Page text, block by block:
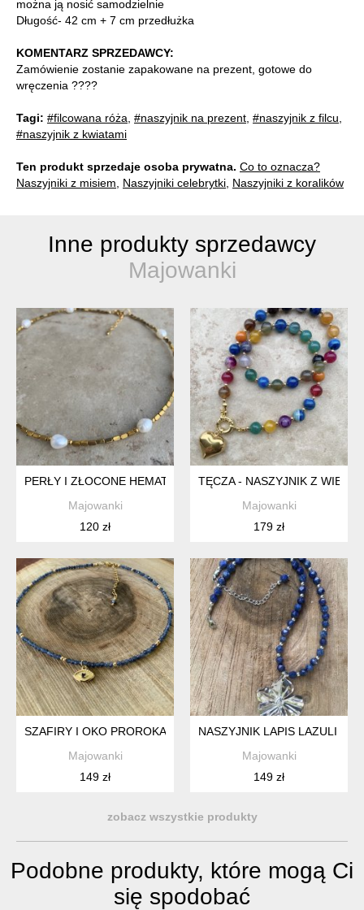
można ją nosić samodzielnie
Długość- 42 cm + 7 cm przedłużka
KOMENTARZ SPRZEDAWCY:
Zamówienie zostanie zapakowane na prezent, gotowe do
wręczenia ????
Tagi: #filcowana róża #naszyjnik na prezent #naszyjnik z filcu
#naszyjnik z kwiatami
Ten produkt sprzedaje osoba prywatna. Co to oznacza?
Naszyjniki z misiem
Naszyjniki celebrytki Naszyjniki z koralików
Inne produkty sprzedawcy
Majowanki
PERŁY I ZŁOCONE HEMATYTY
Majowanki
120 zł
TĘCZA - NASZYJNIK Z
Majowanki
179 zł
SZAFIRY I OKO PROROKA- NASZYJNIK
Majowanki
149 zł
NASZYJNIK LAPIS LAZULI I
Majowanki
149 zł
zobacz wszystkie produkty
Podobne produkty, które mogą Ci
się spodobać